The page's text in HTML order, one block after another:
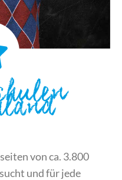
von ca. 3.800
und für jede